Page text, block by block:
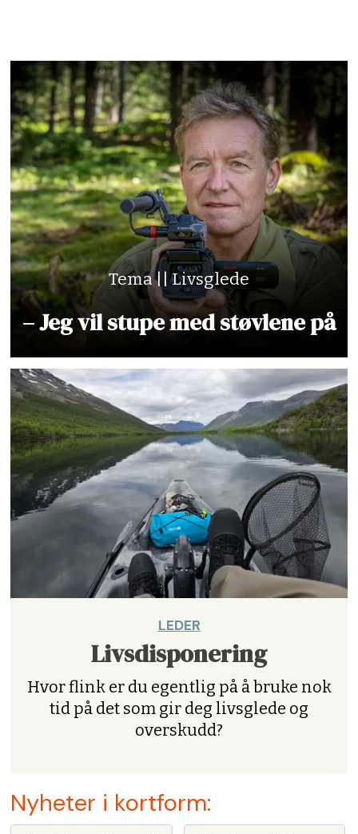
Tema || Livsglede
– Jeg vil stupe med støvlene på
LEDER
Livsdisponering
Hvor flink er du egentlig på å bruke nok
tid på det som gir deg livsglede og
overskudd?
Nyheter i kortform: